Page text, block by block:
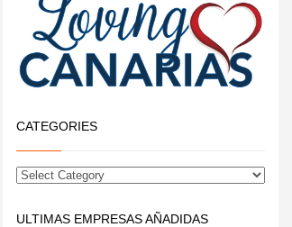
CATEGORIES
ULTIMAS EMPRESAS AÑADIDAS